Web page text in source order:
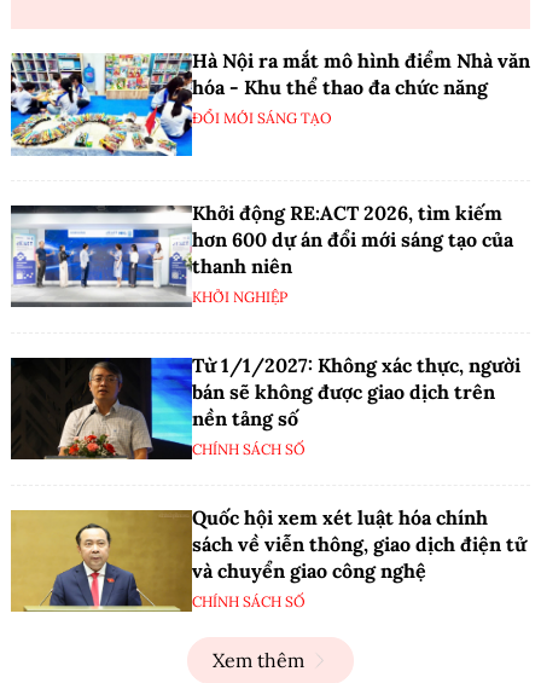
Hà Nội ra mắt mô hình điểm Nhà văn
hóa - Khu thể thao đa chức năng
ĐỔI MỚI SÁNG TẠO
Khởi động RE:ACT 2026, tìm kiếm
hơn 600 dự án đổi mới sáng tạo của
thanh niên
KHỞI NGHIỆP
Từ 1/1/2027: Không xác thực, người
bán sẽ không được giao dịch trên
nền tảng số
CHÍNH SÁCH SỐ
Quốc hội xem xét luật hóa chính
sách về viễn thông, giao dịch điện tử
và chuyển giao công nghệ
CHÍNH SÁCH SỐ
Xem thêm